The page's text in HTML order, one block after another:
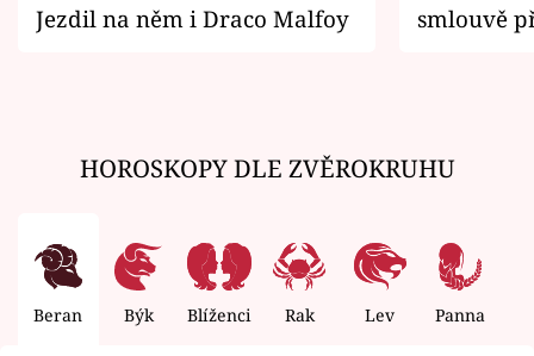
Jezdil na něm i Draco Malfoy
smlouvě
HOROSKOPY DLE ZVĚROKRUHU
Beran Býk Blíženci Rak Lev Panna